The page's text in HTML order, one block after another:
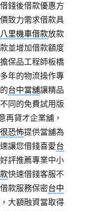
錢後借款優惠方
致力需求借款具
八里機車借款放款
並增加借款額度
保品工程師板橋
年的物流操作專
台中當舖讓精品
同的免費試用版
再貸才企業舖，
恐怖提供當舖為
讓您借錢喜愛台
評推薦專業中小
快速借錢客服不
款服務保密台中
大額融資當取得